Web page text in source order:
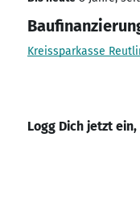
Kreissparkasse
Logg Dich jetzt